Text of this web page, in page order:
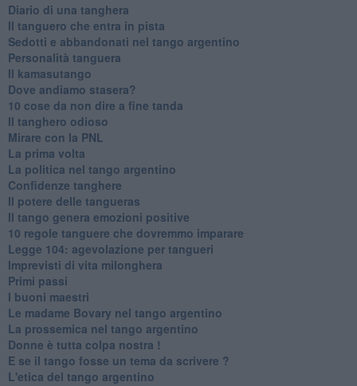
Diario di una tanghera
Il tanguero che entra in pista
Sedotti e abbandonati nel tango argentino
Personalità tanguera
Il kamasutango
Dove andiamo stasera?
10 cose da non dire a fine tanda
Il tanghero odioso
Mirare con la PNL
La prima volta
La politica nel tango argentino
Confidenze tanghere
Il potere delle tangueras
Il tango genera emozioni positive
10 regole tanguere che dovremmo imparare
Legge 104: agevolazione per tangueri
Imprevisti di vita milonghera
Primi passi
I buoni maestri
Le madame Bovary nel tango argentino
La prossemica nel tango argentino
Donne è tutta colpa nostra !
E se il tango fosse un tema da scrivere ?
L'etica del tango argentino